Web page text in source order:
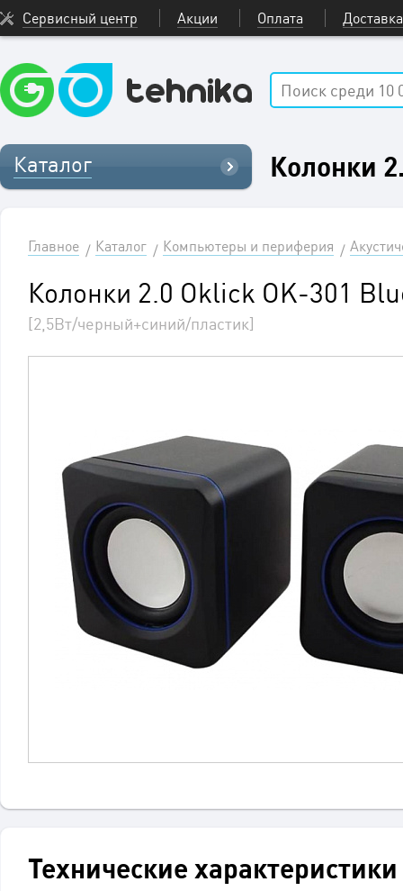
Сервисный центр Акции Оплата Доставка
Каталог Колонки
Главное Каталог Компьютеры и периферия
Колонки 2.0 Oklick OK-301
[2,5Вт/черный+синий/пластик]
Технические характеристики